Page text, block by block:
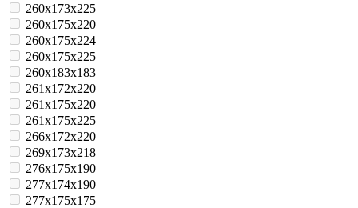
260x173x225
260x175x220
260x175x224
260x175x225
260x183x183
261x172x220
261x175x220
261x175x225
266x172x220
269x173x218
276x175x190
277x174x190
277x175x175